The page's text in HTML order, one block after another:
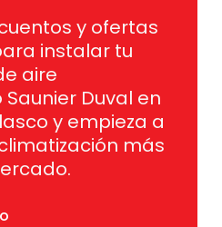
y ofertas
instalar tu
aire
Duval en
y empieza a
más